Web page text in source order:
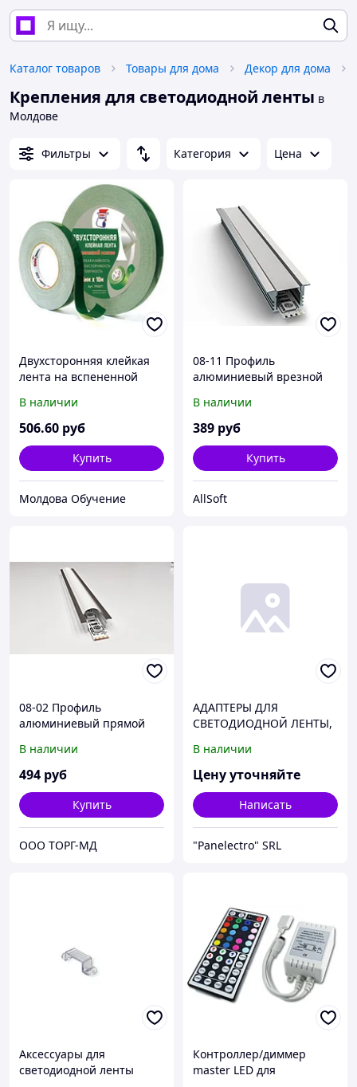
Каталог товаров Товары для дома Декор для дома
Крепления для светодиодной ленты в
Молдове
Фильтры Категория Цена
Двухсторонняя клейкая
лента на вспененной
зеркал 25мм х 25м Kleb
В наличии
506.60 руб
Купить
Молдова Обучение
08-11 Профиль
алюминиевый врезной
светодиодной ленты, 1 м.
инд. упак. (3012)
В наличии
389 руб
Купить
AllSoft
08-02 Профиль
алюминиевый прямой
светодиодной ленты,
анодированный,серебро,
2 м.,инд.упак. (3010)
В наличии
494 руб
Купить
ООО ТОРГ-МД
АДАПТЕРЫ ДЛЯ
СВЕТОДИОДНОЙ ЛЕНТЫ,
ЛЕНТЫ, КОНТРОЛЛЕРЫ
RGB ДЛЯ
СВЕТОДИОДНОЙ ЛЕНТЫ,
PANLIGHT
В наличии
Цену уточняйте
Написать
"Panelectro" SRL
Аксессуары для
светодиодной ленты
Контроллер/диммер
master LED для